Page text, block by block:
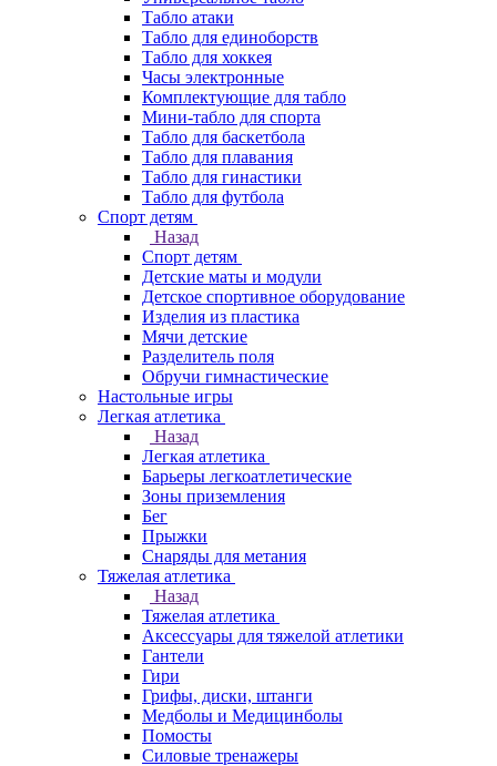
Табло атаки
Табло для единоборств
Табло для хоккея
Часы электронные
Комплектующие для табло
Мини-табло для спорта
Табло для баскетбола
Табло для плавания
Табло для гинастики
Табло для футбола
Спорт детям
Назад
Спорт детям
Детские маты и модули
Детское спортивное оборудование
Изделия из пластика
Мячи детские
Разделитель поля
Обручи гимнастические
Настольные игры
Легкая атлетика
Назад
Легкая атлетика
Барьеры легкоатлетические
Зоны приземления
Бег
Прыжки
Снаряды для метания
Тяжелая атлетика
Назад
Тяжелая атлетика
Аксессуары для тяжелой атлетики
Гантели
Гири
Грифы, диски, штанги
Медболы и Медицинболы
Помосты
Силовые тренажеры